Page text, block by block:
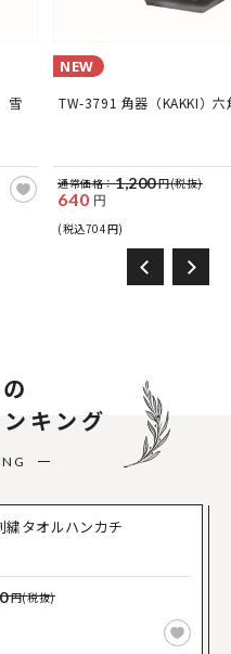
雪
NEW
TW-3791 角器（KAKKI）
通常価格：1,200円(税抜)
640 円
(税込704円)
キング
繍タオルハンカチ
円(税抜)